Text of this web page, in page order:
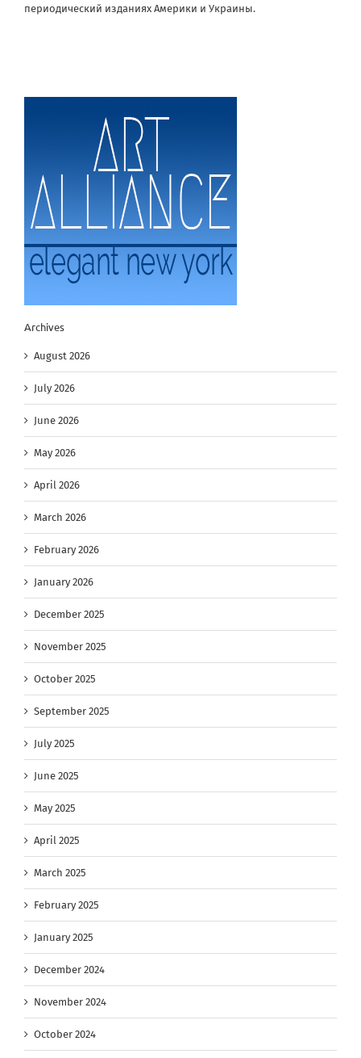
периодический изданиях Америки и Украины.
Archives
August 2026
July 2026
June 2026
May 2026
April 2026
March 2026
February 2026
January 2026
December 2025
November 2025
October 2025
September 2025
July 2025
June 2025
May 2025
April 2025
March 2025
February 2025
January 2025
December 2024
November 2024
October 2024